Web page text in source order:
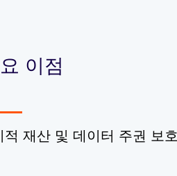
이점
적 재산 및 데이터 주권 보호